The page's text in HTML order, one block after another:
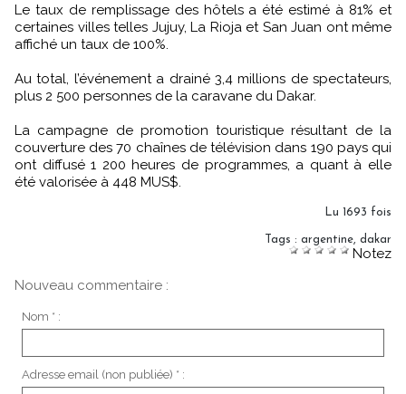
Le taux de remplissage des hôtels a été estimé à 81% et
certaines villes telles Jujuy, La Rioja et San Juan ont même
affiché un taux de 100%.
Au total, l’événement a drainé 3,4 millions de spectateurs,
plus 2 500 personnes de la caravane du Dakar.
La campagne de promotion touristique résultant de la
couverture des 70 chaînes de télévision dans 190 pays qui
ont diffusé 1 200 heures de programmes, a quant à elle
été valorisée à 448 MUS$.
Lu 1693 fois
Tags : argentine dakar
Notez
Nouveau commentaire :
Nom * :
Adresse email (non publiée) * :